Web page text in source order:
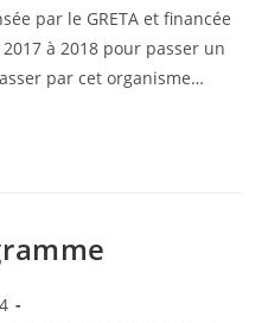
par le GRETA et financée
à 2018 pour passer un
par cet organisme…